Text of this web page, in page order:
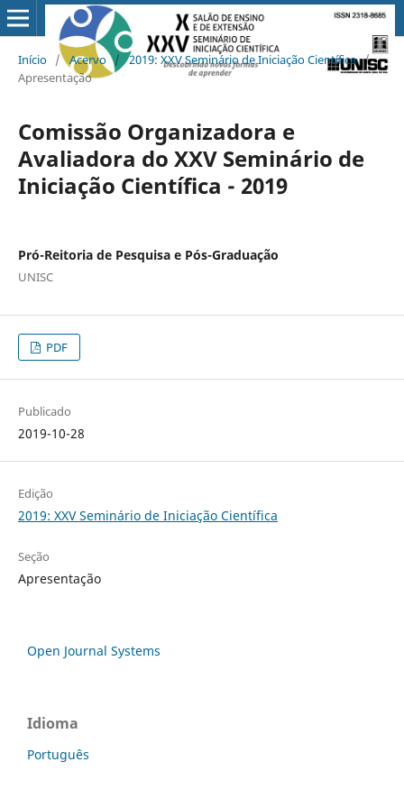
Início / Acervo / 2019: XXV Seminário de Iniciação Científica /
Apresentação
Comissão Organizadora e
Avaliadora do XXV Seminário de
Iniciação Científica - 2019
Pró-Reitoria de Pesquisa e Pós-Graduação
UNISC
PDF
Publicado
2019-10-28
Edição
2019: XXV Seminário de Iniciação Científica
Seção
Apresentação
Open Journal Systems
Idioma
Português